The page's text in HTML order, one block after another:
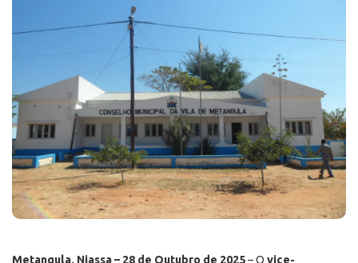
Metangula, Niassa – 28 de Outubro de 2025– O vice-